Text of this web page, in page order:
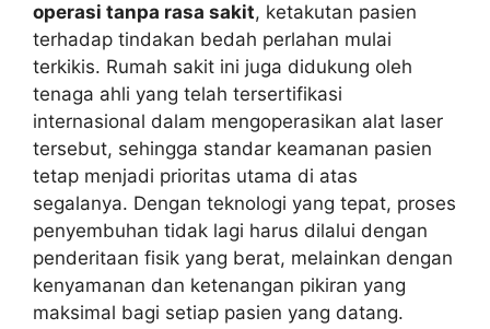
operasi tanpa rasa sakit, ketakutan pasien
terhadap tindakan bedah perlahan mulai
terkikis. Rumah sakit ini juga didukung oleh
tenaga ahli yang telah tersertifikasi
internasional dalam mengoperasikan alat laser
tersebut, sehingga standar keamanan pasien
tetap menjadi prioritas utama di atas
segalanya. Dengan teknologi yang tepat, proses
penyembuhan tidak lagi harus dilalui dengan
penderitaan fisik yang berat, melainkan dengan
kenyamanan dan ketenangan pikiran yang
maksimal bagi setiap pasien yang datang.